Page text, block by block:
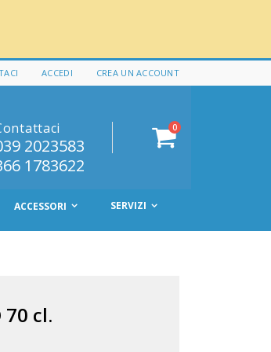
ACCEDI CREA UN ACCOUNT
Cart
0elementi
2023583
1783622
ACCESSORI SERVIZI
70 cl.